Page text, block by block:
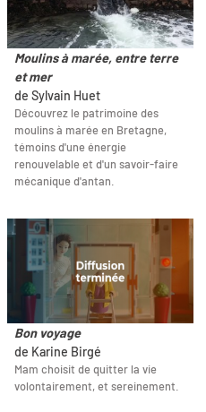
Moulins à marée, entre terre
et mer
de Sylvain Huet
Découvrez le patrimoine des
moulins à marée en Bretagne,
témoins d'une énergie
renouvelable et d'un savoir-faire
mécanique d'antan.
Bon voyage
de Karine Birgé
Mam choisit de quitter la vie
volontairement, et sereinement.